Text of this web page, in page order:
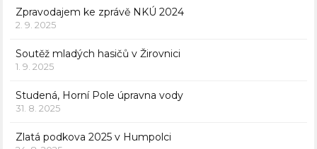
Zpravodajem ke zprávě NKÚ 2024
2. 9. 2025
Soutěž mladých hasičů v Žirovnici
1. 9. 2025
Studená, Horní Pole úpravna vody
31. 8. 2025
Zlatá podkova 2025 v Humpolci